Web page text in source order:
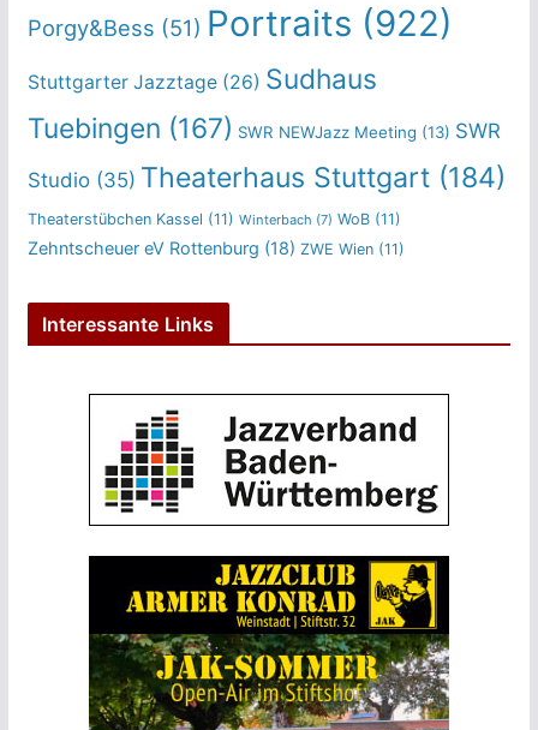
Porgy&Bess (51) Portraits (922)
Stuttgarter Jazztage(26) Sudhaus
Tuebingen (167) SWR NEWJazz Meeting (13) SWR
Studio(35) Theaterhaus Stuttgart(184)
Theaterstübchen Kassel (11) Winterbach (7) WoB(11)
Zehntscheuer eV Rottenburg (18) ZWE Wien(11)
Interessante Links